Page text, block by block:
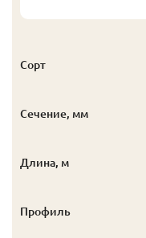
Сорт
Сечение, мм
Длина, м
Профиль